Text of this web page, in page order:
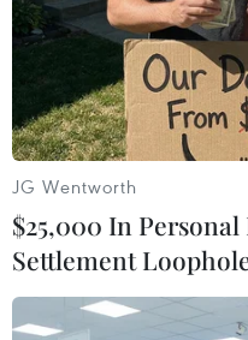
Đặc biệt, để che giấu
trường và đối phó
cơ quan chức năng,
đồng quan trắc môi
Khoa học môi trường
JG Wentworth
$25,000 In Personal
Settlement